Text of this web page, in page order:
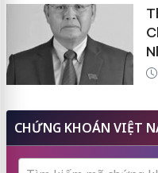
CHỨNG KHOÁN VIỆT